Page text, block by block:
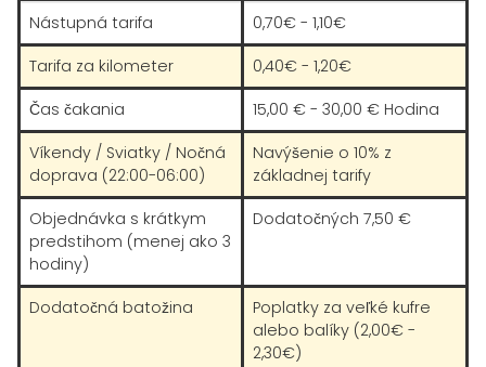
Nástupná tarifa
0,70€ - 1,10€
Tarifa za kilometer
0,40€ - 1,20€
Čas čakania
15,00 € - 30,00 € Hodina
Víkendy / Sviatky / Nočná
doprava (22:00-06:00)
Navýšenie o 10% z
základnej tarify
Objednávka s krátkym
predstihom (menej ako 3
hodiny)
Dodatočných 7,50 €
Dodatočná batožina
Poplatky za veľké kufre
alebo balíky (2,00€ -
2,30€)